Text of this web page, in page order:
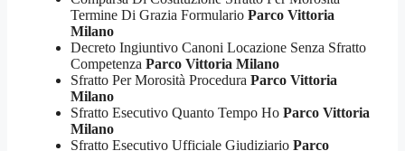
Termine Di Grazia Formulario Parco Vittoria
Milano
Decreto Ingiuntivo Canoni Locazione Senza Sfratto
Competenza Parco Vittoria Milano
Sfratto Per Morosità Procedura Parco Vittoria
Milano
Sfratto Esecutivo Quanto Tempo Ho Parco Vittoria
Milano
Sfratto Esecutivo Ufficiale Giudiziario Parco